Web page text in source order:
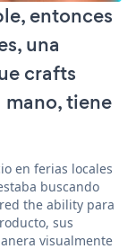
entonces
una
crafts
mano, tiene
en ferias locales
buscando
the ability para
sus
visualmente